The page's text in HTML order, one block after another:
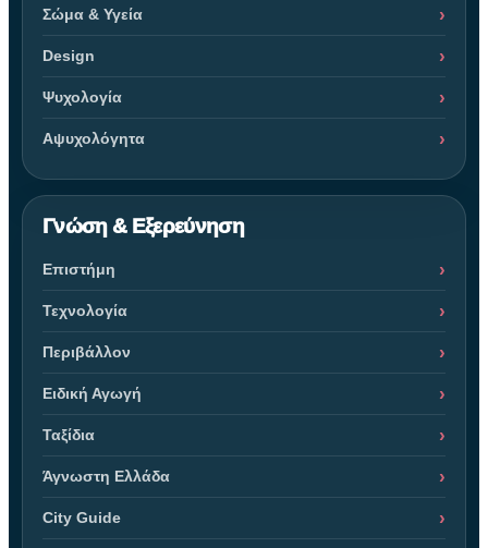
Σώμα & Υγεία
Design
Ψυχολογία
Αψυχολόγητα
Γνώση & Εξερεύνηση
Επιστήμη
Τεχνολογία
Περιβάλλον
Ειδική Αγωγή
Ταξίδια
Άγνωστη Ελλάδα
City Guide